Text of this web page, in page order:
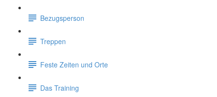
Bezugsperson
Treppen
Feste Zeiten und Orte
Das Training